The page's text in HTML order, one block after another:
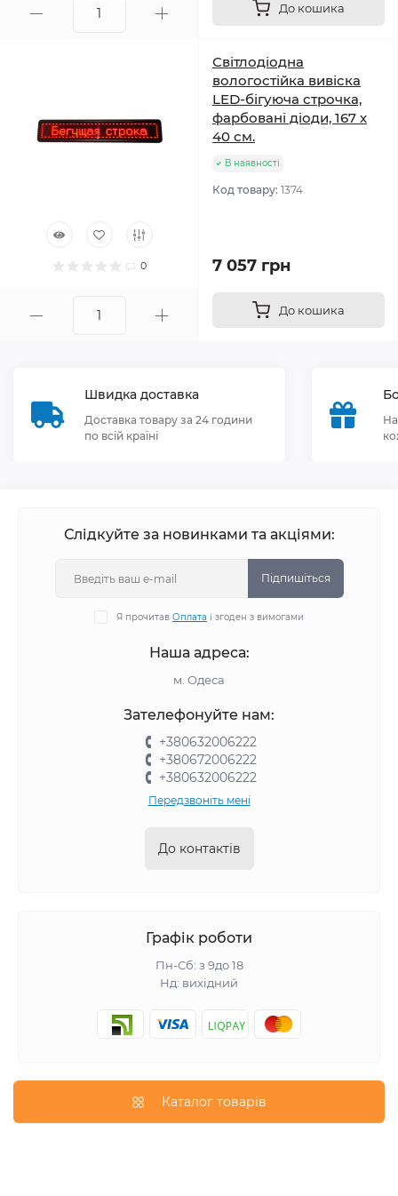
До кошика
0
Світлодіодна
вологостійка вивіска
LED-бігуюча строчка,
фарбовані діоди, 167 х
40 см.
В наявності
Код товару: 1374
7 057 грн
До кошика
Швидка доставка
Доставка товару за 24 години
по всій країні
Слідкуйте за новинками та акціями:
Підпишіться
Я прочитав Оплата і згоден з вимогами
Наша адреса:
м. Одеса
Зателефонуйте нам:
+380632006222
+380672006222
+380632006222
Передзвоніть мені
До контактів
Графік роботи
Пн-Сб: з 9до 18
Нд: вихідний
Каталог товарів